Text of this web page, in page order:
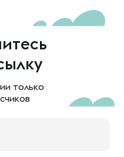
только